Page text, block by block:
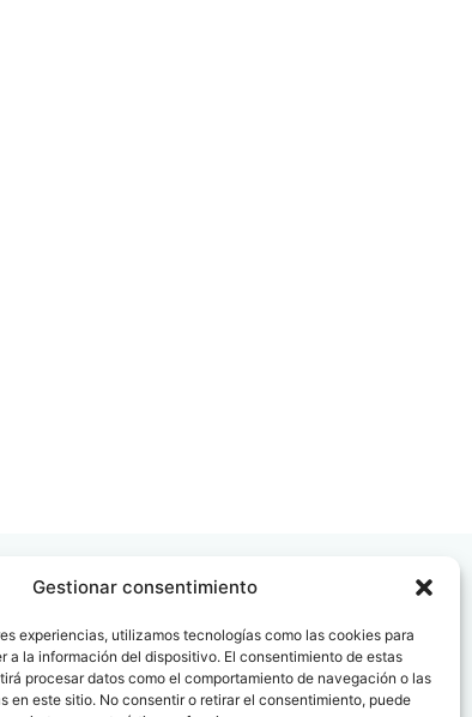
Gestionar consentimiento
experiencias, utilizamos tecnologías como las cookies para
a la información del dispositivo. El consentimiento de estas
procesar datos como el comportamiento de navegación o las
en este sitio. No consentir o retirar el consentimiento, puede